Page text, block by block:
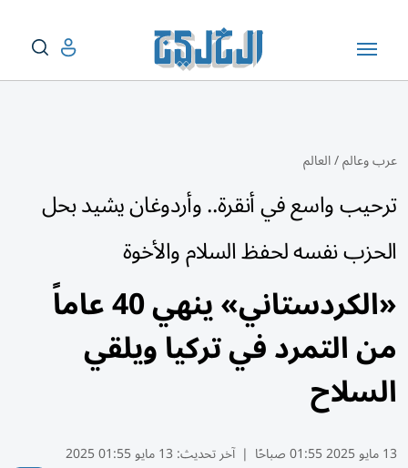
عرب وعالم/العالم
ترحيب واسع في أنقرة.. وأردوغان يشيد بحل
الحزب نفسه لحفظ السلام والأخوة
«الكردستاني» ينهي 40 عاماً
من التمرد في تركيا ويلقي
السلاح
13 مايو 2025 01:55 صباحًا | آخر تحديث: 13 مايو 01:55 2025